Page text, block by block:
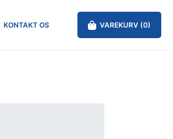
KONTAKT OS VAREKURV (0)